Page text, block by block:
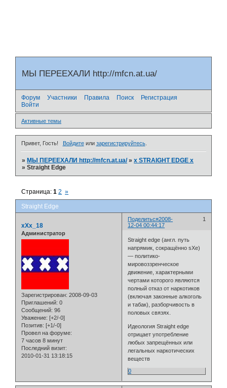
МЫ ПЕРЕЕХАЛИ http://mfcn.at.ua/
Форум Участники Правила Поиск
Регистрация
Войти
Активные темы
Привет, Гость! Войдитеили зарегистрируйтесь.
»МЫ ПЕРЕЕХАЛИ http://mfcn.at.ua/ »x STRAIGHT EDGE x
»Straight Edge
Straight Edge
Страница:1 2 »
Поделиться 1
2008-
12-04 00:44:17
xXx_18
Администратор
Зарегистрирован: 2008-09-03
Приглашений: 0
Сообщений: 96
Уважение: [+2/-0]
Позитив: [+1/-0]
Провел на форуме:
7 часов 8 минут
Последний визит:
2010-01-31 13:18:15
Straight edge (англ. путь
напрямик, сокращённо sXe)
— политико-
мировоззренческое
движение, характерными
чертами которого являются
полный отказ от наркотиков
(включая законные алкоголь
и табак), разборчивость в
половых связях.
Идеология Straight edge
отрицает употребление
любых запрещённых или
легальных наркотических
веществ
0